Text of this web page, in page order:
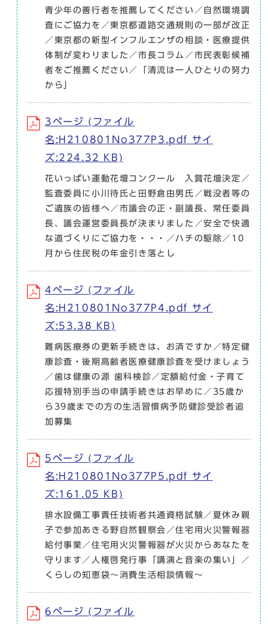
青少年の善行者を推薦してください／自然環境調
査にご協力を／東京都道路交通規則の一部が改正
／東京都の新型インフルエンザの相談・医療提供
体制が変わりました／市長コラム／市民表彰候補
者をご推薦ください／「清流は一人ひとりの努力
から」
3ページ (ファイル
名:H210801No377P3.pdf サイ
ズ:224.32 KB)
花いっぱい運動花壇コンクール 入賞花壇決定／
監査委員に小川待氏と田野倉由男氏／戦没者等の
ご遺族の皆様へ／市議会の正・副議長、常任委員
長、議会運営委員長が決まりました／安全で快適
な道づくりにご協力を・・・／ハチの駆除／10
月から住民税の年金引き落とし
4ページ (ファイル
名:H210801No377P4.pdf サイ
ズ:53.38 KB)
難病医療券の更新手続きは、お済ですか／特定健
康診査・後期高齢者医療健康診査を受けましょう
／歯は健康の源 歯科検診／定額給付金・子育て
応援特別手当の申請手続きはお早めに／35歳か
ら39歳までの方の生活習慣病予防健診受診者追
加募集
5ページ (ファイル
名:H210801No377P5.pdf サイ
ズ:161.05 KB)
排水設備工事責任技術者共通資格試験／夏休み親
子で参加あきる野自然観察会／住宅用火災警報器
給付事業／住宅用火災警報器が火災からあなたを
守ります／人権啓発行事「講演と音楽の集い」／
くらしの知恵袋～消費生活相談情報～
6ページ (ファイル